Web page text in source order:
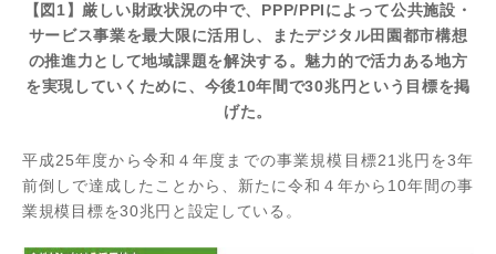
【図1】厳しい財政状況の中で、PPP/PPIによって公共施設・
サービス事業を最大限に活用し、またデジタル田園都市構想
の推進力として地域課題を解決する。魅力的で活力ある地方
を実現していくために、今後10年間で30兆円という目標を掲
げた。
平成25年度から令和４年度までの事業規模目標21兆円を3年
前倒しで達成したことから、新たに令和４年から10年間の事
業規模目標を30兆円と設定している。